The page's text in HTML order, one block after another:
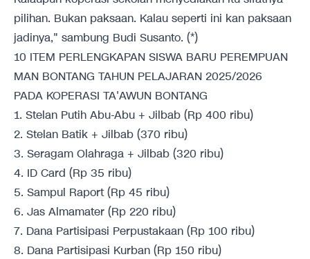
pilihan. Bukan paksaan. Kalau seperti ini kan paksaan
jadinya," sambung Budi Susanto. (*)
10 ITEM PERLENGKAPAN SISWA BARU PEREMPUAN
MAN BONTANG TAHUN PELAJARAN 2025/2026
PADA KOPERASI TA'AWUN BONTANG
1. Stelan Putih Abu-Abu + Jilbab (Rp 400 ribu)
2. Stelan Batik + Jilbab (370 ribu)
3. Seragam Olahraga + Jilbab (320 ribu)
4. ID Card (Rp 35 ribu)
5. Sampul Raport (Rp 45 ribu)
6. Jas Almamater (Rp 220 ribu)
7. Dana Partisipasi Perpustakaan (Rp 100 ribu)
8. Dana Partisipasi Kurban (Rp 150 ribu)